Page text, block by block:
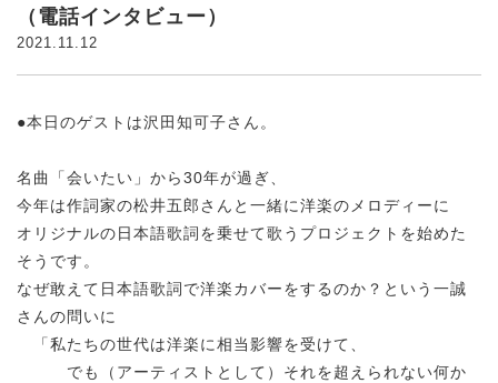
（電話インタビュー）
2021.11.12
●本日のゲストは沢田知可子さん。
名曲「会いたい」から30年が過ぎ、
今年は作詞家の松井五郎さんと一緒に洋楽のメロディーに
オリジナルの日本語歌詞を乗せて歌うプロジェクトを始めた
そうです。
なぜ敢えて日本語歌詞で洋楽カバーをするのか？という一誠
さんの問いに
「私たちの世代は洋楽に相当影響を受けて、
でも（アーティストとして）それを超えられない何か